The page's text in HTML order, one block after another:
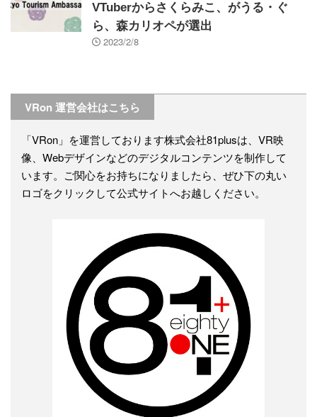
VTuberからさくらみこ、がうる・ぐ
ら、森カリオペが選出
2023/2/8
VRon 運営会社はこちら
「VRon」を運営しております株式会社81plusは、VR映
像、Webデザインなどのデジタルコンテンツを制作して
います。ご関心をお持ちになりましたら、ぜひ下の丸い
ロゴをクリックして公式サイトへお越しください。